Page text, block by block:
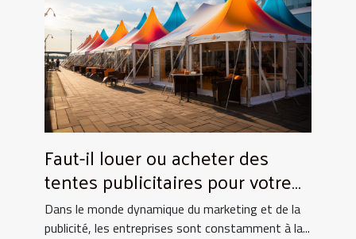
Faut-il louer ou acheter des
tentes publicitaires pour votre
entreprise ?
Dans le monde dynamique du marketing et de la
publicité, les entreprises sont constamment à la...